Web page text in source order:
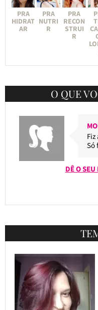
PRA
HIDRAT
AR
PRA
NUTRI
R
PRA
RECON
STRUI
R
O QUE
Fiz
Só
DÊ O